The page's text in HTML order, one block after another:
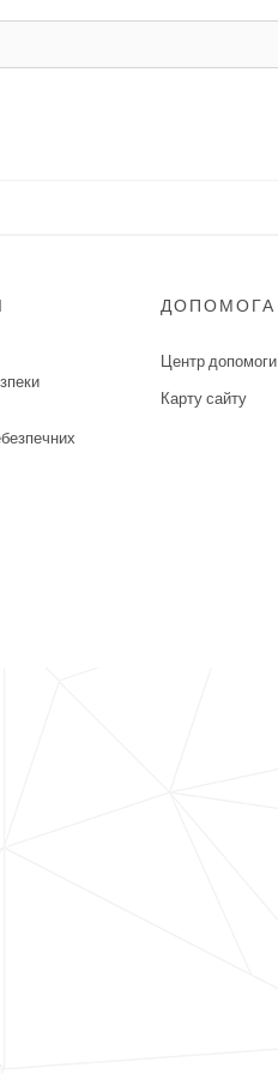
ДОПОМОГА
Центр допомоги
Карту сайту